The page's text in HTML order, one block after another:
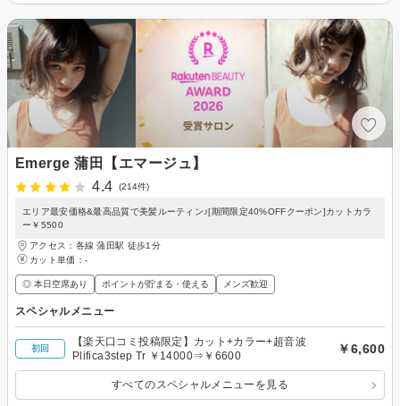
Emerge 蒲田【エマージュ】
4.4
(214件)
エリア最安価格&最高品質で美髪ルーティン♪[期間限定40%OFFクーポン]カットカラ
ー￥5500
アクセス：各線 蒲田駅 徒歩1分
カット単価： -
◎ 本日空席あり ポイントが貯まる・使える メンズ歓迎
スペシャルメニュー
初回
【楽天口コミ投稿限定】カット+カラー+超音波
Plifica3step Tr ￥14000⇒￥6600
￥6,600
すべてのスペシャルメニューを見る